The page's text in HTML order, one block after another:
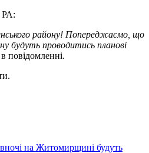
РА:
району! Попереджаємо, що
будуть проводитись планові
повідомленні.
на Житомирщині будуть